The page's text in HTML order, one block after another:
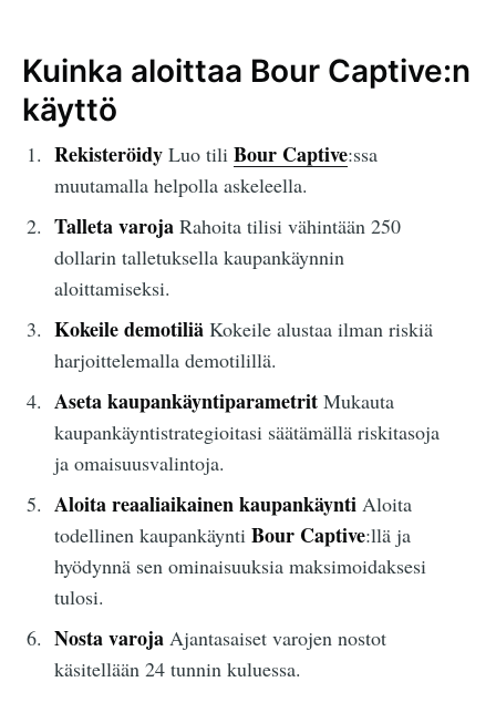
Kuinka aloittaa Bour Captive:n
käyttö
RekisteröidyLuo tili Bour Captive:ssa
muutamalla helpolla askeleella.
Talleta varojaRahoita tilisi vähintään 250
dollarin talletuksella kaupankäynnin
aloittamiseksi.
Kokeile demotiliäKokeile alustaa ilman riskiä
harjoittelemalla demotilillä.
Aseta kaupankäyntiparametritMukauta
kaupankäyntistrategioitasi säätämällä riskitasoja
ja omaisuusvalintoja.
Aloita reaaliaikainen kaupankäyntiAloita
todellinen kaupankäynti Bour Captive:llä ja
hyödynnä sen ominaisuuksia maksimoidaksesi
tulosi.
Nosta varojaAjantasaiset varojen nostot
käsitellään 24 tunnin kuluessa.